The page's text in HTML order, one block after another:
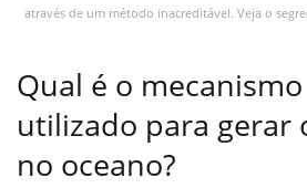
através de um método inacreditável. Veja o
Qual é o
utilizado para gerar
no oceano?